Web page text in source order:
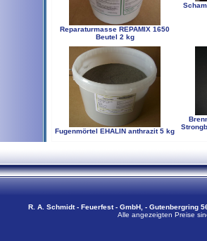
Reparaturmasse REPAMIX 1650
Beutel 2 kg
Fugenmörtel EHALIN anthrazit 5 kg
R. A. Schmidt - Feuerfest - GmbH, - Gutenbergring
Alle angezeigten Preise